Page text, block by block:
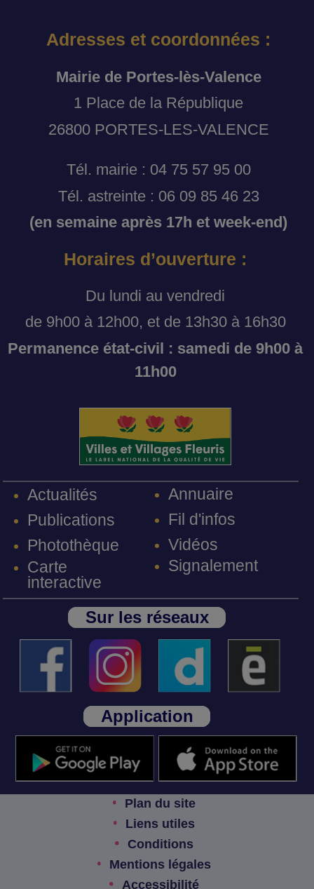
Adresses et coordonnées :
Mairie de Portes-lès-Valence
1 Place de la République
26800 PORTES-LES-VALENCE
Tél. mairie : 04 75 57 95 00
Tél. astreinte : 06 09 85 46 23
(en semaine après 17h et week-end)
Horaires d’ouverture :
Du lundi au vendredi
de 9h00 à 12h00, et de 13h30 à 16h30
Permanence état-civil : samedi de 9h00 à
11h00
Actualités
Publications
Photothèque
Carte
interactive
Annuaire
Fil d'infos
Vidéos
Signalement
Sur les réseaux
Application
Plan du site
Liens utiles
Conditions
Mentions légales
Accessibilité